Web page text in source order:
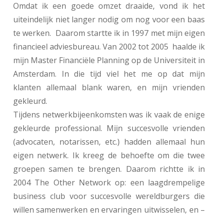
Omdat ik een goede omzet draaide, vond ik het
uiteindelijk niet langer nodig om nog voor een baas
te werken. Daarom startte ik in 1997 met mijn eigen
financieel adviesbureau. Van 2002 tot 2005 haalde ik
mijn Master Financiële Planning op de Universiteit in
Amsterdam. In die tijd viel het me op dat mijn
klanten allemaal blank waren, en mijn vrienden
gekleurd.
Tijdens netwerkbijeenkomsten was ik vaak de enige
gekleurde professional. Mijn succesvolle vrienden
(advocaten, notarissen, etc.) hadden allemaal hun
eigen netwerk. Ik kreeg de behoefte om die twee
groepen samen te brengen. Daarom richtte ik in
2004 The Other Network op: een laagdrempelige
business club voor succesvolle wereldburgers die
willen samenwerken en ervaringen uitwisselen, en –